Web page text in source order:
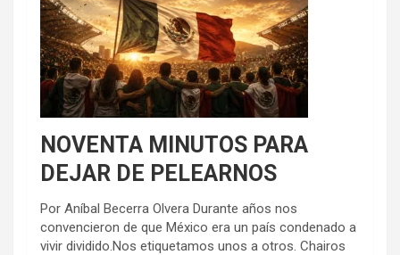
NOVENTA MINUTOS PARA
DEJAR DE PELEARNOS
Por Aníbal Becerra Olvera Durante años nos
convencieron de que México era un país condenado a
vivir dividido.Nos etiquetamos unos a otros. Chairos